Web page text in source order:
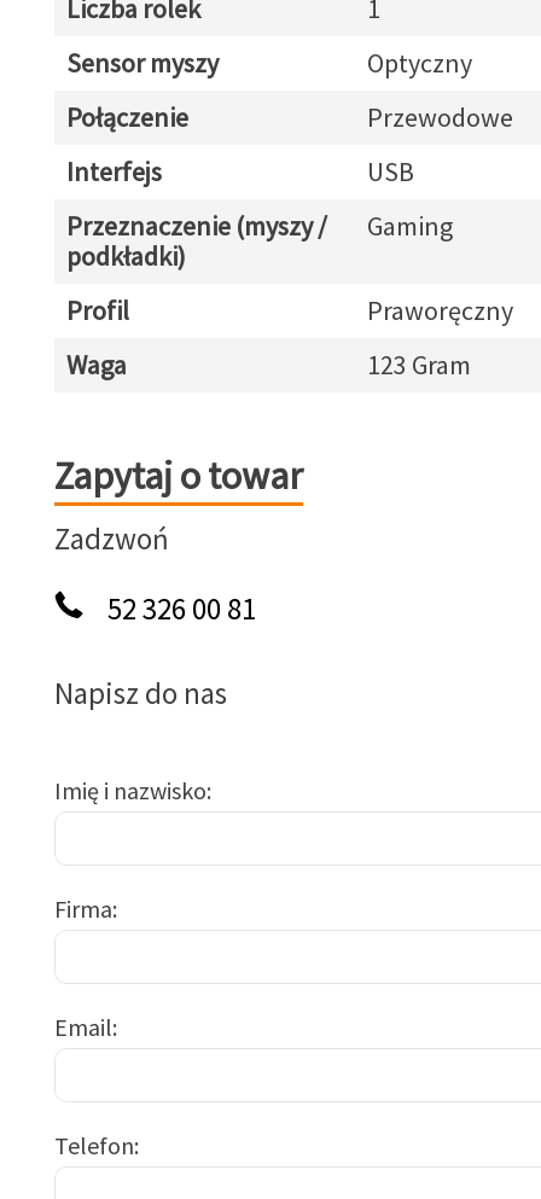
Liczba rolek
1
Sensor myszy
Optyczny
Połączenie
Przewodowe
Interfejs
USB
Przeznaczenie (myszy /
podkładki)
Gaming
Profil
Praworęczny
Waga
123 Gram
Zapytaj o towar
Zapytaj o towar
Zadzwoń
52 326 00 81
Napisz do nas
Imię i nazwisko
Firma
Email
Telefon